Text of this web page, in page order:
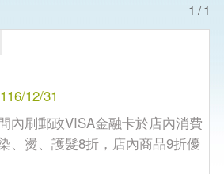
1/1
12/31
內刷郵政VISA金融卡於店內消費
、燙、護髮8折，店內商品9折優